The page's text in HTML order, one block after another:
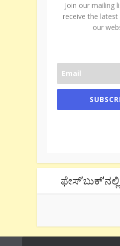
Join our mailing
receive the
our